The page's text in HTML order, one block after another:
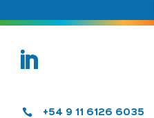
 +54 9 11 6126 6035